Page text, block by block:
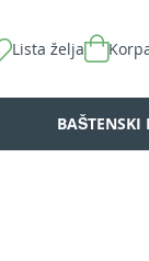
Lista želja
BAŠTENSKI